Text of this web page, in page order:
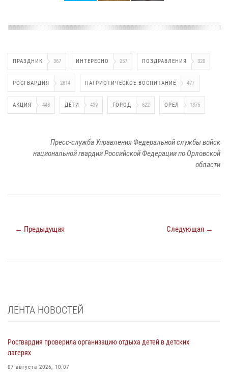
ПРАЗДНИК 367 ИНТЕРЕСНО 257 ПОЗДРАВЛЕНИЯ 320
РОСГВАРДИЯ 2814 ПАТРИОТИЧЕСКОЕ ВОСПИТАНИЕ 477
АКЦИЯ 448 ДЕТИ 439 ГОРОД 622 ОРЕЛ 1875
Пресс-служба Управления Федеральной службы войск
национальной гвардии Российской Федерации по Орловской
области
← Предыдущая Следующая →
ЛЕНТА НОВОСТЕЙ
Росгвардия проверила организацию отдыха детей в детских
лагерях
07 августа 2026, 10:07